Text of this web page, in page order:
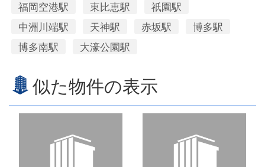
福岡空港駅
東比恵駅
祇園駅
中洲川端駅
天神駅 赤坂駅
博多駅
博多南駅
大濠公園駅
似た物件の表示